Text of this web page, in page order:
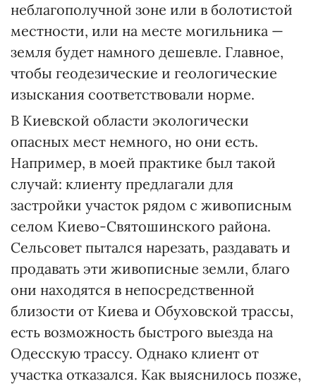
неблагополучной зоне или в болотистой
местности, или на месте могильника —
земля будет намного дешевле. Главное,
чтобы геодезические и геологические
изыскания соответствовали норме.
В Киевской области экологически
опасных мест немного, но они есть.
Например, в моей практике был такой
случай: клиенту предлагали для
застройки участок рядом с живописным
селом Киево-Святошинского района.
Сельсовет пытался нарезать, раздавать и
продавать эти живописные земли, благо
они находятся в непосредственной
близости от Киева и Обуховской трассы,
есть возможность быстрого выезда на
Одесскую трассу. Однако клиент от
участка отказался. Как выяснилось позже,